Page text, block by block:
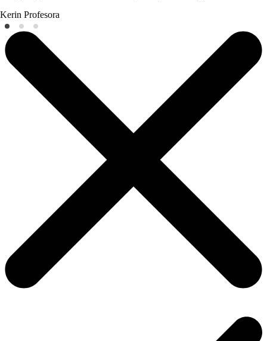
Kerin Profesora